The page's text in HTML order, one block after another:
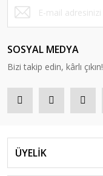
SOSYAL MEDYA
Bizi takip edin, kârlı çıkın!
ÜYELİK